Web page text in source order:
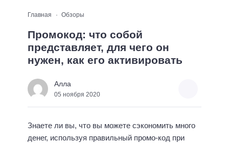
Главная Обзоры
Промокод: что собой
представляет, для чего он
нужен, как его активировать
Алла
05 ноября 2020
Знаете ли вы, что вы можете сэкономить много
денег, используя правильный промо-код при